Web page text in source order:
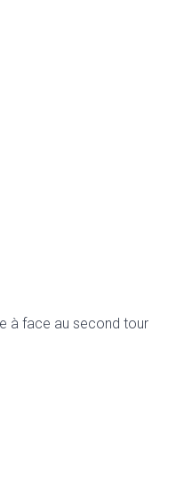
à face au second tour